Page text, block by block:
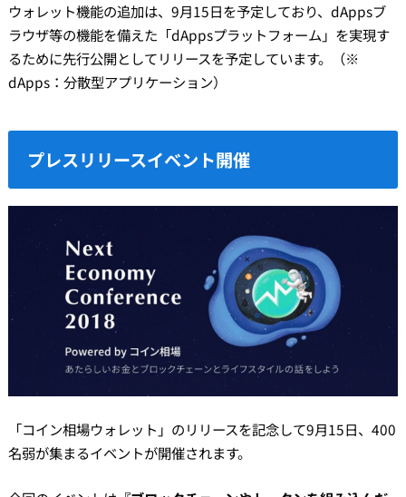
ウォレット機能の追加は、9月15日を予定しており、dAppsブ
ラウザ等の機能を備えた「dAppsプラットフォーム」を実現す
るために先行公開としてリリースを予定しています。（※
dApps：分散型アプリケーション）
プレスリリースイベント開催
「コイン相場ウォレット」のリリースを記念して9月15日、400
名弱が集まるイベントが開催されます。